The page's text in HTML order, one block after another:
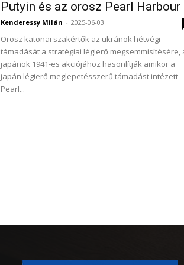
Putyin és az orosz Pearl Harbour
Kenderessy Milán - 2025-06-03
Orosz katonai szakértők az ukránok hétvégi
támadását a stratégiai légierő megsemmisítésére,
japánok 1941-es akciójához hasonlítják amikor a
japán légierő meglepetésszerű támadást intézett
Pearl...